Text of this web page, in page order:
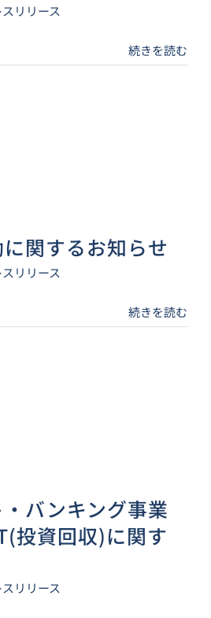
リリース
続きを読む
関するお知らせ
リリース
続きを読む
バンキング事業
投資回収)に関す
リリース